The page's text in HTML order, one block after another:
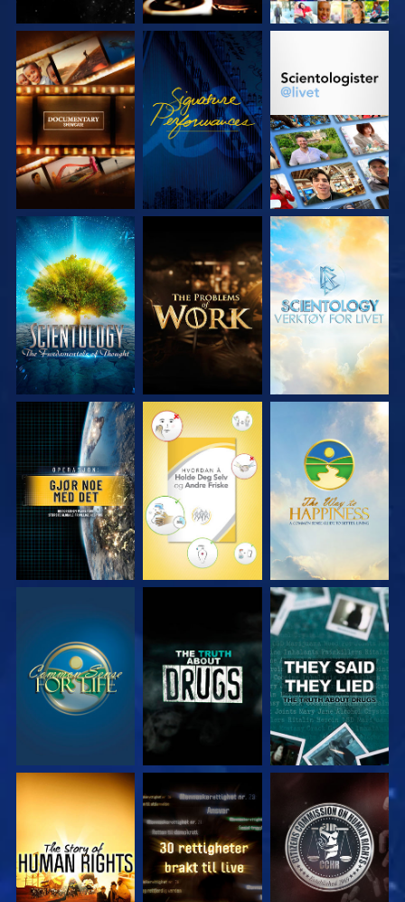
UTFORSK SERIEN SE UTFORSK SERIEN
UTFORSK SERIEN UTFORSK SERIEN UTFORSK SERIEN
SE SE SE
SE SE
SE SE SE